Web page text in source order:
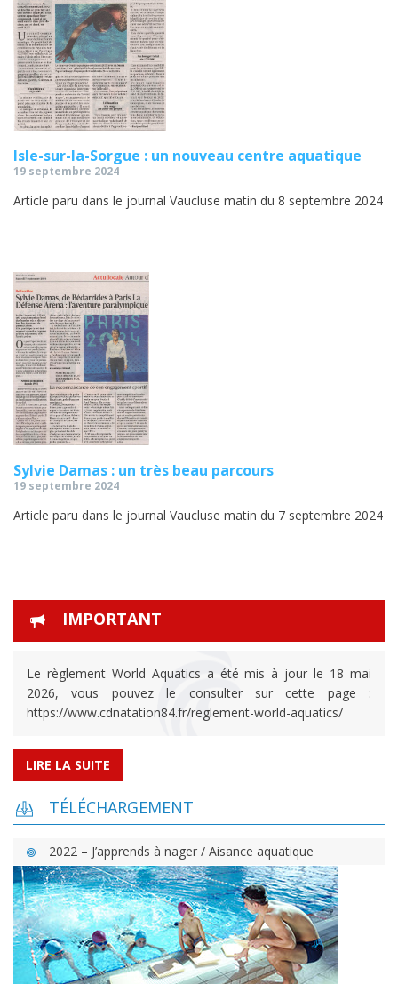
Isle-sur-la-Sorgue : un nouveau centre aquatique
19 septembre 2024
Article paru dans le journal Vaucluse matin du 8 septembre 2024
Sylvie Damas : un très beau parcours
19 septembre 2024
Article paru dans le journal Vaucluse matin du 7 septembre 2024
IMPORTANT
Le règlement World Aquatics a été mis à jour le 18 mai
2026, vous pouvez le consulter sur cette page :
https://www.cdnatation84.fr/reglement-world-aquatics/
LIRE LA SUITE
TÉLÉCHARGEMENT
2022 – J’apprends à nager / Aisance aquatique